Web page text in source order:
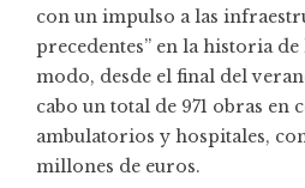
con un impulso a las
precedentes” en la historia
modo, desde el final del
cabo un total de 971 obras en
ambulatorios y hospitales,
millones de euros.